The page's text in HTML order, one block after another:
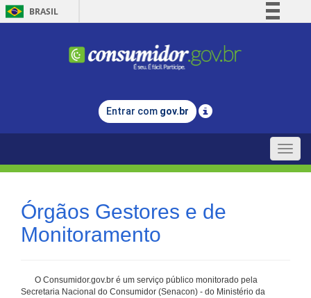
BRASIL
Comunica BR
Legislação
Entrar com gov.br
Toggle
Órgãos Gestores e de
Monitoramento
O Consumidor.gov.br é um serviço público monitorado pela
Secretaria Nacional do Consumidor (Senacon) - do Ministério da